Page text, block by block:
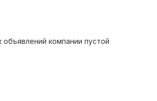
объявлений компании пустой